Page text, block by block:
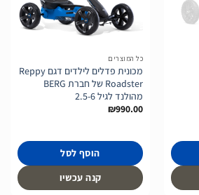
הוסף
לרשימת
הוסף
לרשימת
כל המוצרים
מכונית פדלים לילדים דגם Reppy
Roadster של חברת BERG
מהולנד לגיל 2.5-6
₪990.00
הוסף לסל
קנה עכשיו